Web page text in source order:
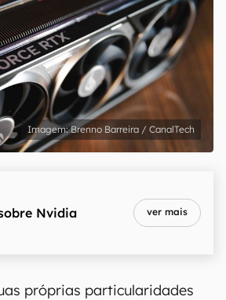
Brenno Barreira / CanalTech
Nvidia ver mais
próprias particularidades